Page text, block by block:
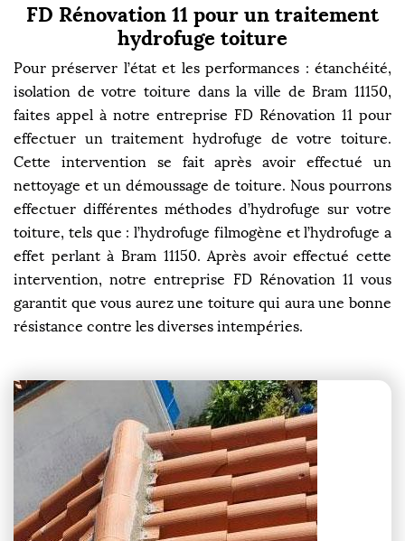
FD Rénovation 11 pour un traitement
hydrofuge toiture
Pour préserver l’état et les performances : étanchéité,
isolation de votre toiture dans la ville de Bram 11150,
faites appel à notre entreprise FD Rénovation 11 pour
effectuer un traitement hydrofuge de votre toiture.
Cette intervention se fait après avoir effectué un
nettoyage et un démoussage de toiture. Nous pourrons
effectuer différentes méthodes d’hydrofuge sur votre
toiture, tels que : l’hydrofuge filmogène et l’hydrofuge a
effet perlant à Bram 11150. Après avoir effectué cette
intervention, notre entreprise FD Rénovation 11 vous
garantit que vous aurez une toiture qui aura une bonne
résistance contre les diverses intempéries.